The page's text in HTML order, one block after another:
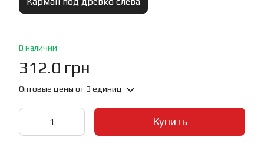
В наличии
312.0 грн
Оптовые цены от 3 единиц
Купить